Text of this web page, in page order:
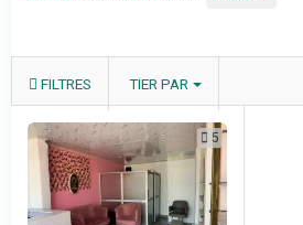
FILTRES TIER PAR
5